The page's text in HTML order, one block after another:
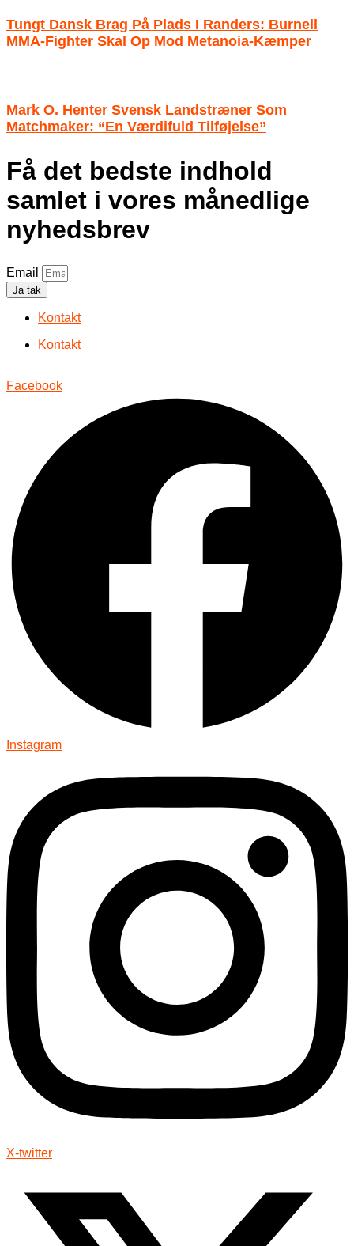
Tungt Dansk Brag På Plads I Randers: Burnell
MMA-Fighter Skal Op Mod Metanoia-Kæmper
Mark O. Henter Svensk Landstræner Som
Matchmaker: “En Værdifuld Tilføjelse”
Få det bedste indhold
samlet i vores månedlige
nyhedsbrev
Email
Ja tak
Kontakt
Kontakt
Facebook
Instagram
X-twitter